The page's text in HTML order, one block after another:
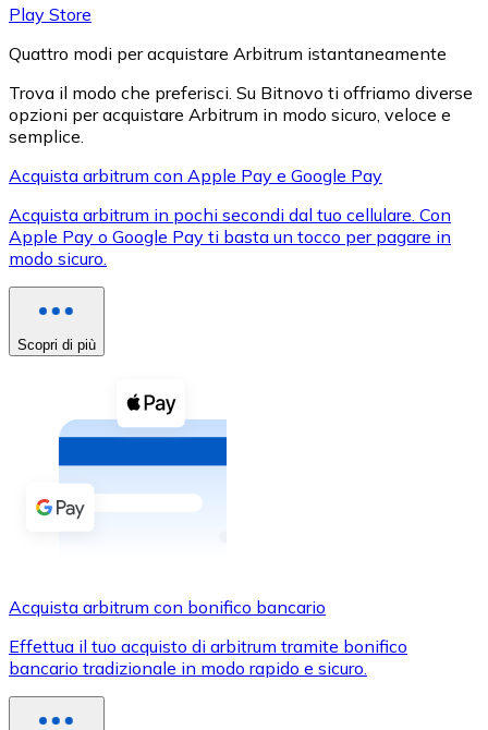
XRP
XRP
Vedi tutto
Buoni cripto
Acquista criptovalute in contanti e altri mezzi di
Acquista con contanti
Bonifico SEPA
Usa le carte Visa e Mastercard per acquistare
Acquista con carta
Play Store
Quattro modi per acquistare Arbitrum istantaneamente
Trova il modo che preferisci. Su Bitnovo ti offriamo diverse
opzioni per acquistare Arbitrum in modo sicuro, veloce e
semplice.
Acquista arbitrum con Apple Pay e Google Pay
Acquista arbitrum in pochi secondi dal tuo cellulare. Con
Apple Pay o Google Pay ti basta un tocco per pagare in
modo sicuro.
Scopri di più
Acquista arbitrum con bonifico bancario
Effettua il tuo acquisto di arbitrum tramite bonifico
bancario tradizionale in modo rapido e sicuro.